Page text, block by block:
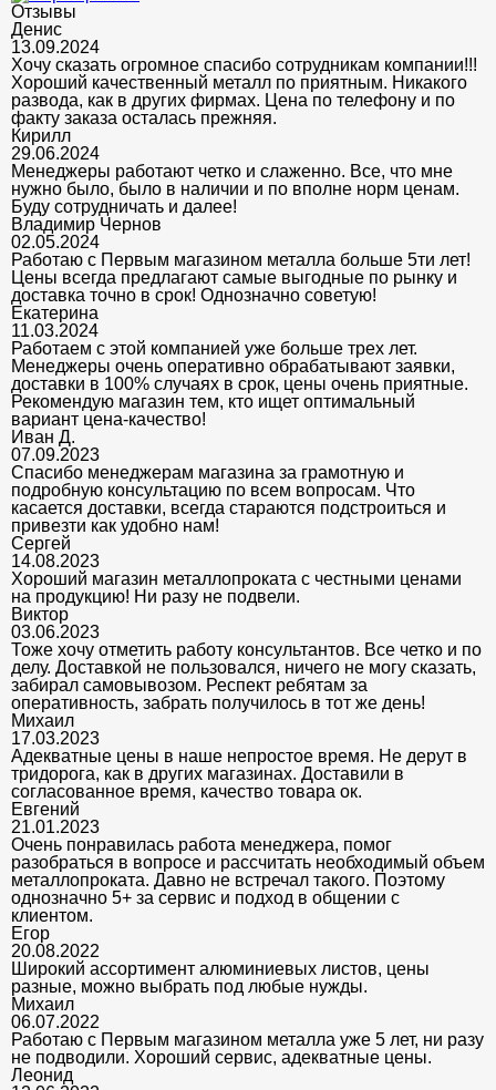
Отзывы
Денис
13.09.2024
Хочу сказать огромное спасибо сотрудникам компании!!!
Хороший качественный металл по приятным. Никакого
развода, как в других фирмах. Цена по телефону и по
факту заказа осталась прежняя.
Кирилл
29.06.2024
Менеджеры работают четко и слаженно. Все, что мне
нужно было, было в наличии и по вполне норм ценам.
Буду сотрудничать и далее!
Владимир Чернов
02.05.2024
Работаю с Первым магазином металла больше 5ти лет!
Цены всегда предлагают самые выгодные по рынку и
доставка точно в срок! Однозначно советую!
Екатерина
11.03.2024
Работаем с этой компанией уже больше трех лет.
Менеджеры очень оперативно обрабатывают заявки,
доставки в 100% случаях в срок, цены очень приятные.
Рекомендую магазин тем, кто ищет оптимальный
вариант цена-качество!
Иван Д.
07.09.2023
Спасибо менеджерам магазина за грамотную и
подробную консультацию по всем вопросам. Что
касается доставки, всегда стараются подстроиться и
привезти как удобно нам!
Сергей
14.08.2023
Хороший магазин металлопроката с честными ценами
на продукцию! Ни разу не подвели.
Виктор
03.06.2023
Тоже хочу отметить работу консультантов. Все четко и по
делу. Доставкой не пользовался, ничего не могу сказать,
забирал самовывозом. Респект ребятам за
оперативность, забрать получилось в тот же день!
Михаил
17.03.2023
Адекватные цены в наше непростое время. Не дерут в
тридорога, как в других магазинах. Доставили в
согласованное время, качество товара ок.
Евгений
21.01.2023
Очень понравилась работа менеджера, помог
разобраться в вопросе и рассчитать необходимый объем
металлопроката. Давно не встречал такого. Поэтому
однозначно 5+ за сервис и подход в общении с
клиентом.
Егор
20.08.2022
Широкий ассортимент алюминиевых листов, цены
разные, можно выбрать под любые нужды.
Михаил
06.07.2022
Работаю с Первым магазином металла уже 5 лет, ни разу
не подводили. Хороший сервис, адекватные цены.
Леонид